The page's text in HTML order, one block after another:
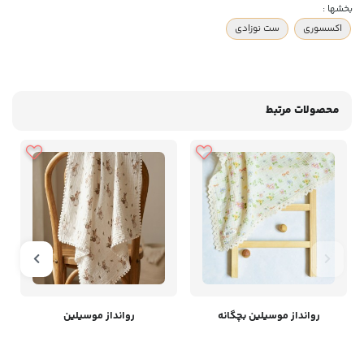
بخشها :
اکسسوری
ست نوزادی
محصولات مرتبط
روانداز موسیلین بچگانه روانداز موسیلین